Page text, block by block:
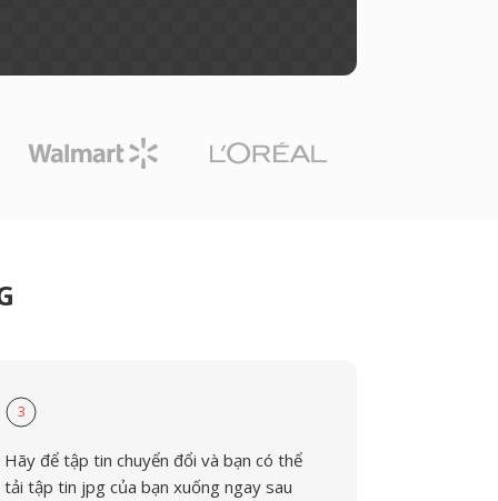
3
Hãy để tập tin chuyển đổi và bạn có thể
tải tập tin jpg của bạn xuống ngay sau